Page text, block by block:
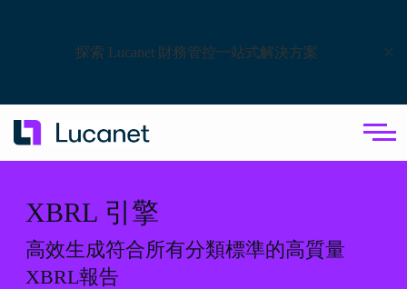
探索 Lucanet 財務管控一站式解決方案 ×
XBRL 引擎
高效生成符合所有分類標準的高質量
XBRL報告